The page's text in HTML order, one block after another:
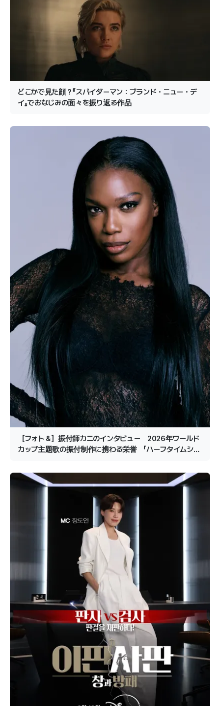
どこかで見た顔？『スパイダーマン：ブランド・ニュー・デ
イ』でおなじみの面々を振り返る作品
［フォト＆］振付師カニのインタビュー 2026年ワールド
カップ主題歌の振付制作に携わる栄誉 「ハーフタイムショ